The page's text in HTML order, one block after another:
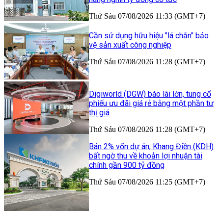
Thứ Sáu 07/08/2026 11:33 (GMT+7)
Cần sử dụng hữu hiệu "lá chắn" bảo
vệ sản xuất công nghiệp
Thứ Sáu 07/08/2026 11:28 (GMT+7)
Digiworld (DGW) báo lãi lớn, tung cổ
phiếu ưu đãi giá rẻ bằng một phần tư
thị giá
Thứ Sáu 07/08/2026 11:28 (GMT+7)
Bán 2% vốn dự án, Khang Điền (KDH)
bất ngờ thu về khoản lợi nhuận tài
chính gần 900 tỷ đồng
Thứ Sáu 07/08/2026 11:25 (GMT+7)